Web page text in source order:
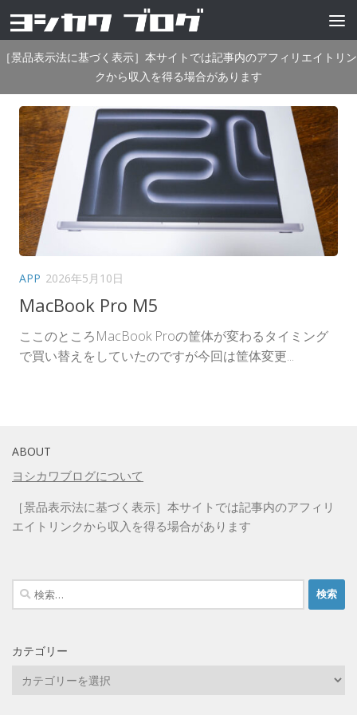
コンテンツへスキップ
［景品表示法に基づく表示］本サイトでは記事内のアフィリエイトリン
クから収入を得る場合があります
APP 2026年5月10日
MacBook Pro M5
ここのところMacBook Proの筐体が変わるタイミング
で買い替えをしていたのですが今回は筐体変更...
ABOUT
ヨシカワブログについて
［景品表示法に基づく表示］本サイトでは記事内のアフィリ
エイトリンクから収入を得る場合があります
検
索:
カテゴリー